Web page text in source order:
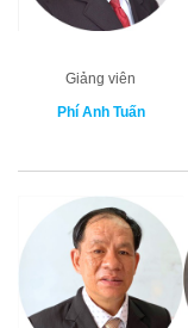
Giảng viên
Phí Anh Tuấn